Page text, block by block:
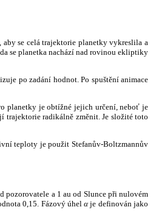
se celá trajektorie planetky vykreslila a
se planetka nachází nad rovinou ekliptiky
po zadání hodnot. Po spuštění animace
planetky je obtížné jejich určení, neboť je
trajektorie radikálně změnit. Je složité toto
teploty je použit Stefanův-Boltzmannův
a 1 au od Slunce při nulovém
0,15. Fázový úhelα je definován jako